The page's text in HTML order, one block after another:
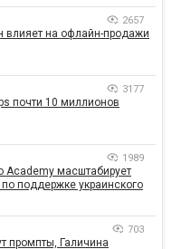
2657
влияет на офлайн-продажи
3177
почти 10 миллионов
1989
Academy масштабирует
поддержке украинского
703
промпты, Галичина